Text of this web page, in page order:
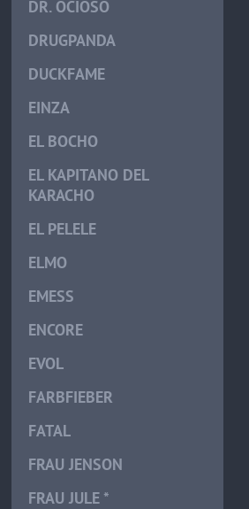
DR. OCIOSO
DRUGPANDA
DUCKFAME
EINZA
EL BOCHO
EL KAPITANO DEL
KARACHO
EL PELELE
ELMO
EMESS
ENCORE
EVOL
FARBFIEBER
FATAL
FRAU JENSON
FRAU JULE *